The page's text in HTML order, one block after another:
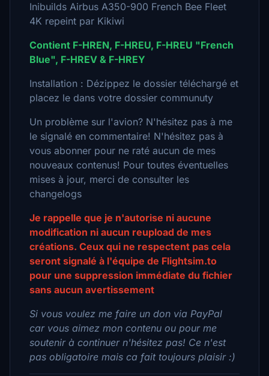
Inibuilds Airbus A350-900 French Bee Fleet
4K repeint par Kikiwi
Contient F-HREN, F-HREU, F-HREU "French
Blue", F-HREV & F-HREY
Installation : Dézippez le dossier téléchargé et
placez le dans votre dossier communuty
Un problème sur l'avion? N'hésitez pas à me
le signalé en commentaire! N'hésitez pas à
vous abonner pour ne raté aucun de mes
nouveaux contenus! Pour toutes éventuelles
mises à jour, merci de consulter les
changelogs
Je rappelle que je n'autorise ni aucune
modification ni aucun reupload de mes
créations. Ceux qui ne respectent pas cela
seront signalé à l'équipe de Flightsim.to
pour une suppression immédiate du fichier
sans aucun avertissement
Si vous voulez me faire un don via PayPal
car vous aimez mon contenu ou pour me
soutenir à continuer n'hésitez pas! Ce n'est
pas obligatoire mais ca fait toujours plaisir :)